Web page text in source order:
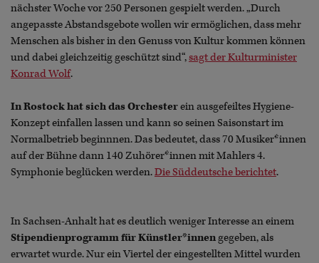
nächster Woche vor 250 Personen gespielt werden. „Durch
angepasste Abstandsgebote wollen wir ermöglichen, dass mehr
Menschen als bisher in den Genuss von Kultur kommen können
und dabei gleichzeitig geschützt sind“,sagt der Kulturminister
Konrad Wolf.
In Rostock hat sich das Orchesterein ausgefeiltes Hygiene-
Konzept einfallen lassen und kann so seinen Saisonstart im
Normalbetrieb beginnnen. Das bedeutet, dass 70 Musiker*innen
auf der Bühne dann 140 Zuhörer*innen mit Mahlers 4.
Symphonie beglücken werden.Die Süddeutsche berichtet.
In Sachsen-Anhalt hat es deutlich weniger Interesse an einem
Stipendienprogramm für Künstler*innengegeben, als
erwartet wurde. Nur ein Viertel der eingestellten Mittel wurden